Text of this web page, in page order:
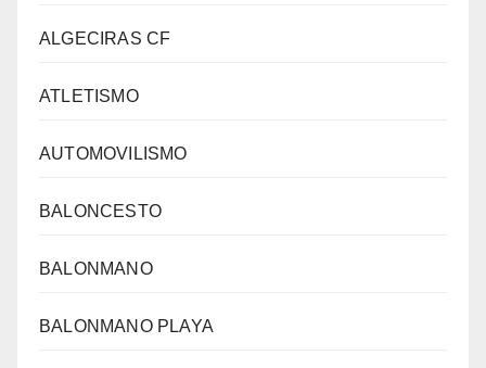
ALGECIRAS CF
ATLETISMO
AUTOMOVILISMO
BALONCESTO
BALONMANO
BALONMANO PLAYA